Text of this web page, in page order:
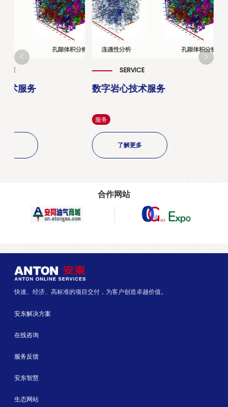
术服务
SERVICE
数字岩心技术服务
服务
了解更多
合作网站
快速、经济、高标准的项目交付，为客户创造卓越价值。
安东解决方案
在线咨询
服务反馈
安东智慧
生态网站